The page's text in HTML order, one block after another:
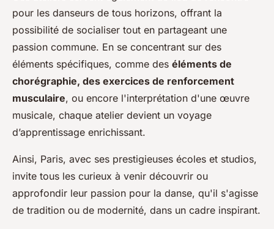
pour les danseurs de tous horizons, offrant la
possibilité de socialiser tout en partageant une
passion commune. En se concentrant sur des
éléments spécifiques, comme des éléments de
chorégraphie, des exercices de renforcement
musculaire, ou encore l'interprétation d'une œuvre
musicale, chaque atelier devient un voyage
d’apprentissage enrichissant.
Ainsi, Paris, avec ses prestigieuses écoles et studios,
invite tous les curieux à venir découvrir ou
approfondir leur passion pour la danse, qu'il s'agisse
de tradition ou de modernité, dans un cadre inspirant.